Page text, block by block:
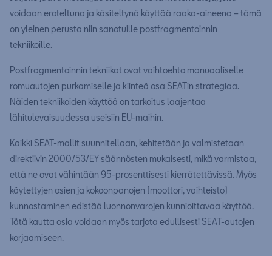
voidaan eroteltuna ja käsiteltynä käyttää raaka-aineena – tämä
on yleinen perusta niin sanotuille postfragmentoinnin
tekniikoille.
Postfragmentoinnin tekniikat ovat vaihtoehto manuaaliselle
romuautojen purkamiselle ja kiinteä osa SEATin strategiaa.
Näiden tekniikoiden käyttöä on tarkoitus laajentaa
lähitulevaisuudessa useisiin EU-maihin.
Kaikki SEAT-mallit suunnitellaan, kehitetään ja valmistetaan
direktiivin 2000/53/EY säännösten mukaisesti, mikä varmistaa,
että ne ovat vähintään 95-prosenttisesti kierrätettävissä. Myös
käytettyjen osien ja kokoonpanojen (moottori, vaihteisto)
kunnostaminen edistää luonnonvarojen kunnioittavaa käyttöä.
Tätä kautta osia voidaan myös tarjota edullisesti SEAT-autojen
korjaamiseen.